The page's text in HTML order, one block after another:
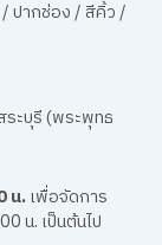
ปากช่อง / สีคิ้ว /
ระบุรี (พระพุทธ
น.เพื่อจัดการ
น. เป็นต้นไป